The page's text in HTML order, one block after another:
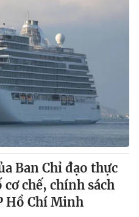
Ban Chỉ đạo thực
chế, chính sách
Hồ Chí Minh